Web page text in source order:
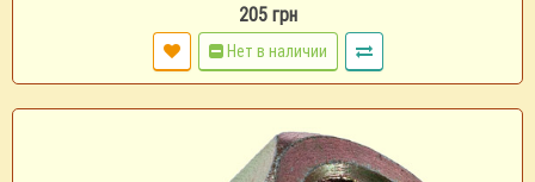
205 грн
Нет в наличии